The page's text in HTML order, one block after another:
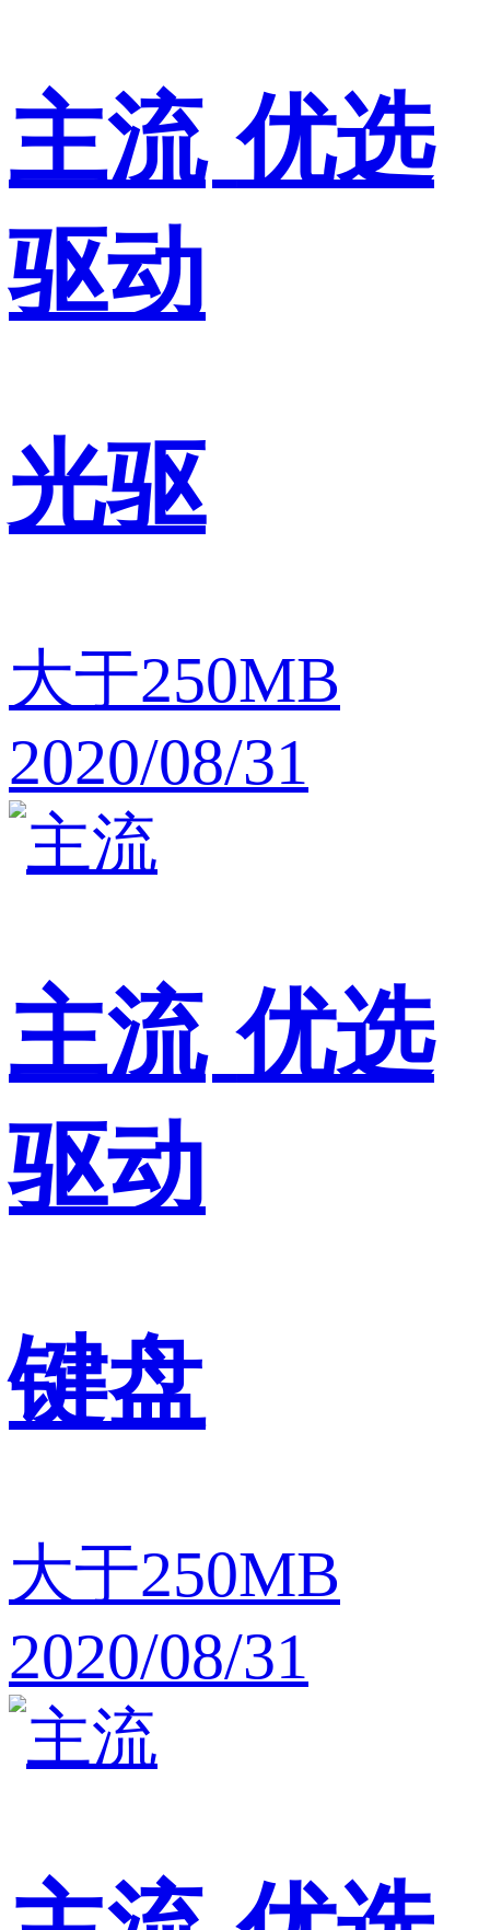
主流 优选
驱动
光驱
大于250MB
2020/08/31
主流 优选
驱动
键盘
大于250MB
2020/08/31